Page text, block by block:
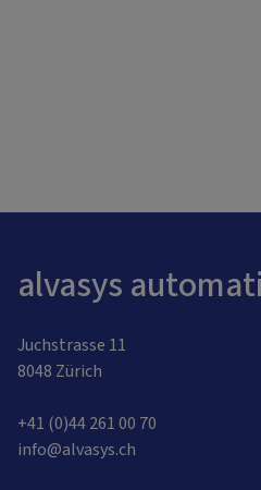
alvasys
Juchstrasse 11
8048 Zürich
+41 (0)44 261 00 70
info@alvasys.ch